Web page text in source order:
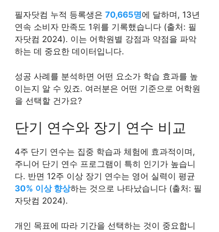
필자닷컴 누적 등록생은 70,665명에 달하며, 13년
연속 소비자 만족도 1위를 기록했습니다 (출처: 필
자닷컴 2024). 이는 어학원별 강점과 약점을 파악
하는 데 중요한 데이터입니다.
성공 사례를 분석하면 어떤 요소가 학습 효과를 높
이는지 알 수 있죠. 여러분은 어떤 기준으로 어학원
을 선택할 건가요?
단기 연수와 장기 연수 비교
4주 단기 연수는 집중 학습과 체험에 효과적이며,
주니어 단기 연수 프로그램이 특히 인기가 높습니
다. 반면 12주 이상 장기 연수는 영어 실력이 평균
30% 이상 향상하는 것으로 나타났습니다 (출처: 필
자닷컴 2024).
개인 목표에 따라 기간을 선택하는 것이 중요합니